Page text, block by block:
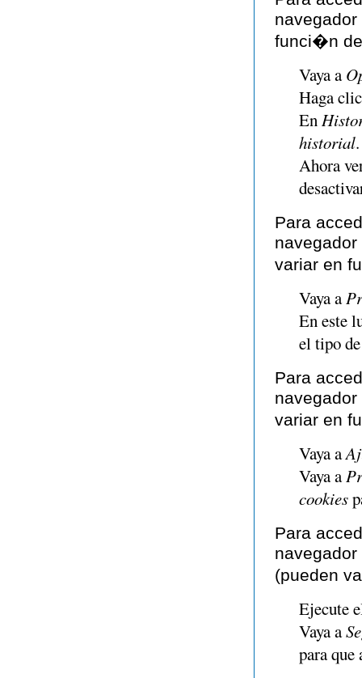
navegador
funci�n
Vaya a
Haga
En
historial.
Ahora
Para
navegador
variar en
Vaya a
En este
el tipo
Para
navegador
variar en
Vaya a
Vaya a
cookies
Para
(pueden
Ejecute
Vaya a
para que